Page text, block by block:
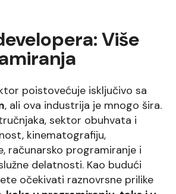
Više
poistovećuje isključivo sa
, ali ova industrija je mnogo šira.
sektor obuhvata i
kinematografiju,
računarsko programiranje i
delatnosti. Kao budući
očekivati raznovrsne prilike